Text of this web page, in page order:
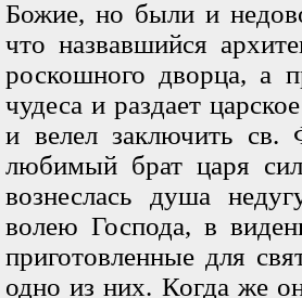
Божие, но были и
что назвавшийся
роскошного дворца, а
чудеса и раздает
и велел заключить
любимый брат царя
вознеслась душа
волею Господа, в
приготовленные для
одно из них. Когда же